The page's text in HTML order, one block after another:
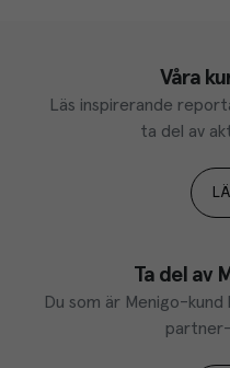
Våra
Läs inspirerande
ta del av
Ta del av
Du som är Menigo-